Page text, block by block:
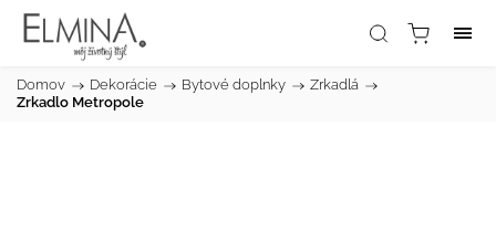
Domov / Dekorácie / Bytové doplnky / Zrkadlá /
Zrkadlo Metropole